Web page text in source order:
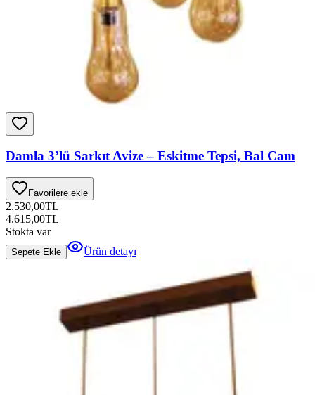
Damla 3’lü Sarkıt Avize – Eskitme Tepsi, Bal Cam
Favorilere ekle
2.530,00TL
4.615,00TL
Stokta var
Sepete Ekle Ürün detayı